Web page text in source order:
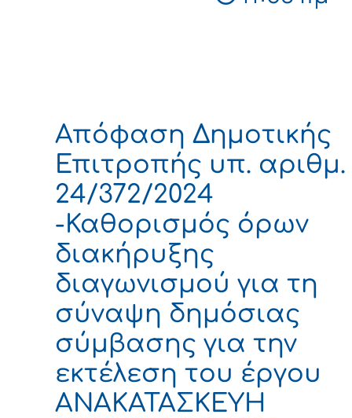
Απόφαση Δημοτικής
Επιτροπής υπ. αριθμ.
24/372/2024
-Καθορισμός όρων
διακήρυξης
διαγωνισμού για τη
σύναψη δημόσιας
σύμβασης για την
εκτέλεση του έργου
ΑΝΑΚΑΤΑΣΚΕΥΗ